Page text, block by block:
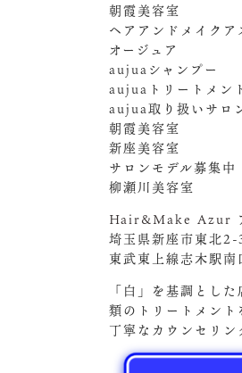
朝霞美容室
ヘアアンドメイクア
オージュア
aujuaシャンプー
aujuaトリートメン
aujua取り扱いサロ
朝霞美容室
新座美容室
サロンモデル募集中
柳瀬川美容室
Hair&Make Azur
埼玉県新座市東北
東武東上線志木駅南
「白」を基調とし
類のトリートメント
丁寧なカウンセリン